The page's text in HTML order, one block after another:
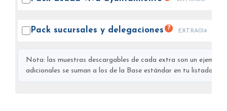
Pack sucursales y delegaciones ? EXTRA014
Nota: las muestras descargables de cada extra son un
adicionales se suman a los de la Base estándar en tu listado